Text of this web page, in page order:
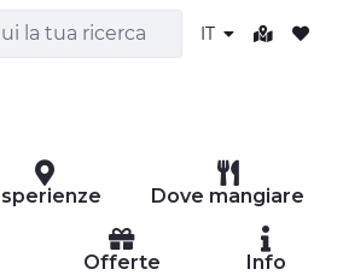
IT
Dove mangiare
Offerte Info